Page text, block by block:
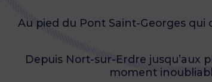
Au pied du Pont Saint-Georges qui
Depuis Nort-sur-Erdre jusqu’aux
moment